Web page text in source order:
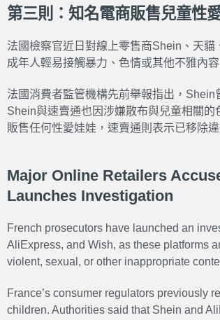
第三則：知名電商販售兒童性
法國檢察官近日對線上零售商Shein、天
成年人輕易接觸暴力、色情或其他不雅內容
法國消費者監管機構先前舉報指出，Shein
Shein與速賣通也因涉嫌散布與兒童相關
販售任何性愛娃娃，速賣通則表示已移除
Major Online Retailers
Launches Investigation
French prosecutors have launched an
AliExpress, and Wish, as these platforms
violent, sexual, or other inappropriate
France’s consumer regulators previously
children. Authorities said that Shein and